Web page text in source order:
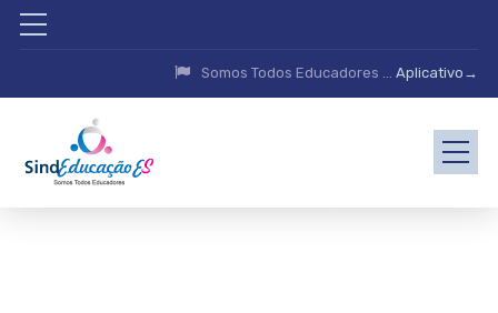
Somos Todos Educadores ...Aplicativo→